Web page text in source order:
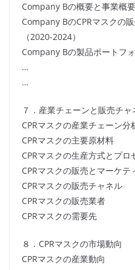
Company Bの概要と事業概要
Company BのCPRマスクの
（2020-2024）
Company Bの製品ポートフ
…
…
７．産業チェーンと販売チ
CPRマスクの産業チェーン分
CPRマスクの主要原材料
CPRマスクの生産方式とプロ
CPRマスクの販売とマーケテ
CPRマスクの販売チャネル
CPRマスクの販売業者
CPRマスクの需要先
８．CPRマスクの市場動向
CPRマスクの産業動向